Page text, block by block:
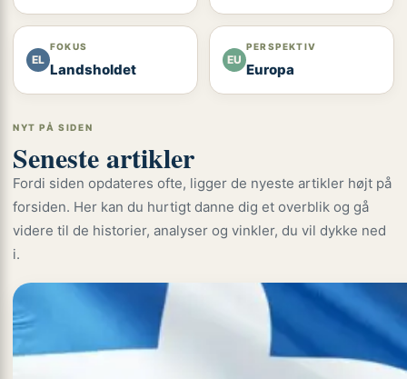
EL
FOKUS
Landsholdet
EU
PERSPEKTIV
Europa
NYT PÅ SIDEN
Seneste artikler
Fordi siden opdateres ofte, ligger de nyeste artikler højt på
forsiden. Her kan du hurtigt danne dig et overblik og gå
videre til de historier, analyser og vinkler, du vil dykke ned
i.